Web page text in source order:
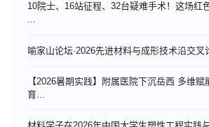
10院士、16站征程、32台疑难手术！这场红
...
喻家山论坛·2026先进材料与成形技术沿交叉
【2026暑期实践】附属医院下沉岳西 多维
育...